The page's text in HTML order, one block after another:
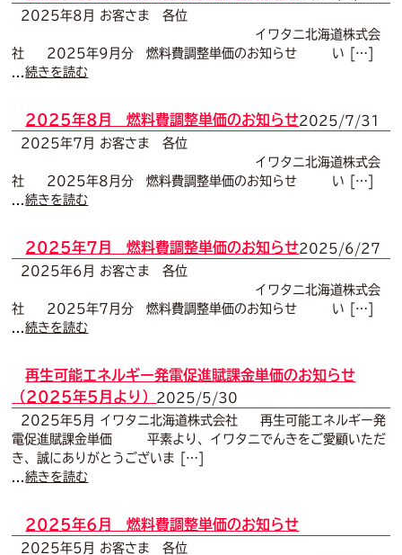
2025年8月 お客さま 各位
イワタニ北海道株式会
社 2025年9月分 燃料費調整単価のお知らせ い […]
...続きを読む
2025年8月 燃料費調整単価のお知らせ2025/7/31
2025年7月 お客さま 各位
イワタニ北海道株式会
社 2025年8月分 燃料費調整単価のお知らせ い […]
...続きを読む
2025年7月 燃料費調整単価のお知らせ2025/6/27
2025年6月 お客さま 各位
イワタニ北海道株式会
社 2025年7月分 燃料費調整単価のお知らせ い […]
...続きを読む
再生可能エネルギー発電促進賦課金単価のお知らせ
（2025年5月より）
2025/5/30
2025年5月 イワタニ北海道株式会社 再生可能エネルギー発
電促進賦課金単価 平素より、イワタニでんきをご愛顧いただ
き、誠にありがとうございま […]
...続きを読む
2025年6月 燃料費調整単価のお知らせ
2025年5月 お客さま 各位